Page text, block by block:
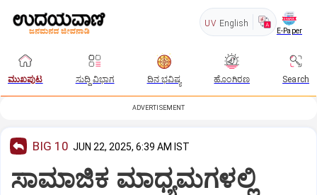
UV English
E-Paper
ಮುಖಪುಟ ಸುದ್ದಿ ವಿಭಾಗ ದಿನ ಭವಿಷ್ಯ ಹೊಂಗಿರಣ Search
ADVERTISEMENT
BIG 10 JUN 22, 2025, 6:39 AM IST
ಸಾಮಾಜಿಕ ಮಾಧ್ಯಮಗಳಲ್ಲಿ